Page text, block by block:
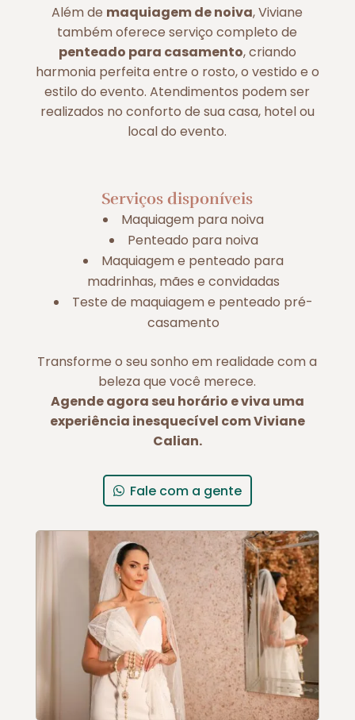
Além de maquiagem de noiva, Viviane
também oferece serviço completo de
penteado para casamento, criando
harmonia perfeita entre o rosto, o vestido e o
estilo do evento. Atendimentos podem ser
realizados no conforto de sua casa, hotel ou
local do evento.
Serviços disponíveis
Maquiagem para noiva
Penteado para noiva
Maquiagem e penteado para
madrinhas, mães e convidadas
Teste de maquiagem e penteado pré-
casamento
Transforme o seu sonho em realidade com a
beleza que você merece.
Agende agora seu horário e viva uma
experiência inesquecível com Viviane
Calian.
Fale com a gente